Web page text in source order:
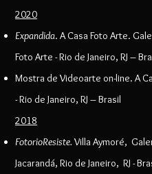
2020
Expandida. A Casa Foto Arte.
Foto Arte - Rio de Janeiro, RJ –
Mostra de Videoarte on-line. A
- Rio de Janeiro, RJ – Brasil
2018
FotorioResiste.Villa Aymoré,
Jacarandá, Rio de Janeiro, RJ -